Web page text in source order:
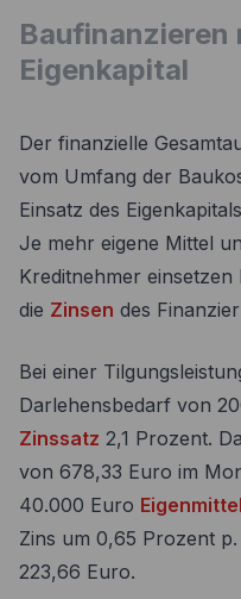
Baufinanzieren
Eigenkapital
Der finanzielle
vom Umfang der
Einsatz des
Je mehr eigene Mittel
Kreditnehmer
die Zinsen des
Bei einer
Darlehensbedarf von
Zinssatz 2,1 Prozent.
von 678,33 Euro im
40.000 Euro Eigenmittel
Zins um 0,65 Prozent
223,66 Euro.